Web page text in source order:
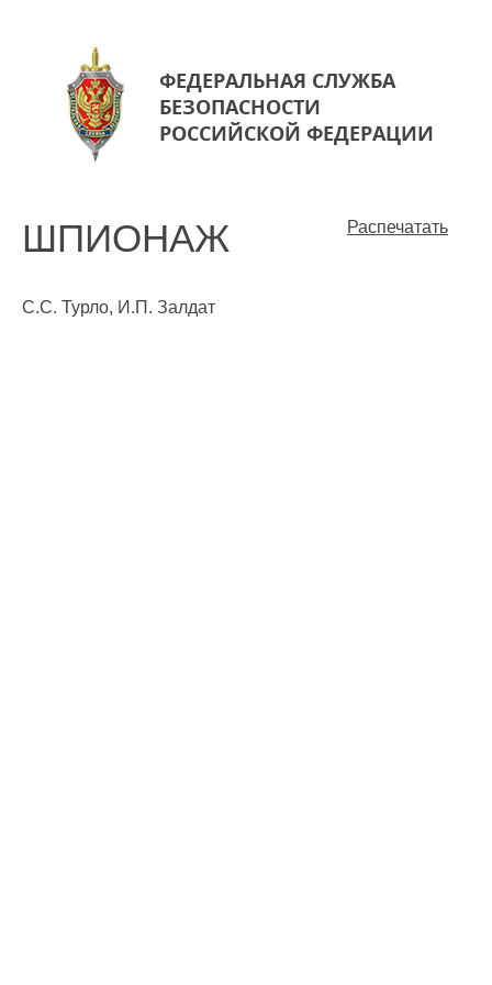
ФЕДЕРАЛЬНАЯ СЛУЖБА
БЕЗОПАСНОСТИ
РОССИЙСКОЙ ФЕДЕРАЦИИ
Распечатать
ШПИОНАЖ
C.С. Турло, И.П. Залдат